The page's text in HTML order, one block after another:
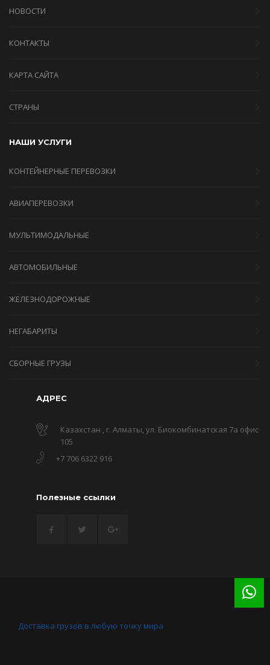
НОВОСТИ
КОНТАКТЫ
КАРТА САЙТА
СТРАНЫ
НАШИ УСЛУГИ
КОНТЕЙНЕРНЫЕ ПЕРЕВОЗКИ
АВИАПЕРЕВОЗКИ
МУЛЬТИМОДАЛЬНЫЕ
АВТОМОБИЛЬНЫЕ
ЖЕЛЕЗНОДОРОЖНЫЕ
НЕГАБАРИТЫ
СБОРНЫЕ ГРУЗЫ
АДРЕС
Казахстан , г. Алматы, ул. Биокомбинатская 7а офис
105
+7 706 6322 916
Полезные ссылки
Доставка грузов в любую точку мира